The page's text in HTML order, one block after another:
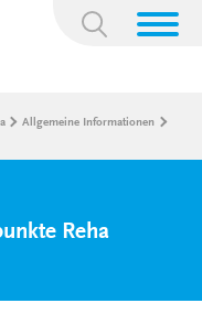
Suchbegriff:
Allgemeine Informationen
Reha